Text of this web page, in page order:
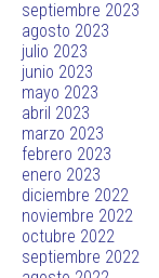
septiembre 2023
agosto 2023
julio 2023
junio 2023
mayo 2023
abril 2023
marzo 2023
febrero 2023
enero 2023
diciembre 2022
noviembre 2022
octubre 2022
septiembre 2022